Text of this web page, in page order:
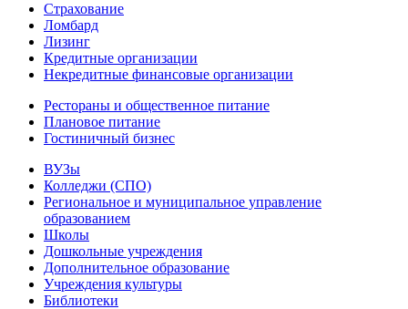
Страхование
Ломбард
Лизинг
Кредитные организации
Некредитные финансовые организации
Рестораны и общественное питание
Плановое питание
Гостиничный бизнес
ВУЗы
Колледжи (СПО)
Региональное и муниципальное управление
образованием
Школы
Дошкольные учреждения
Дополнительное образование
Учреждения культуры
Библиотеки